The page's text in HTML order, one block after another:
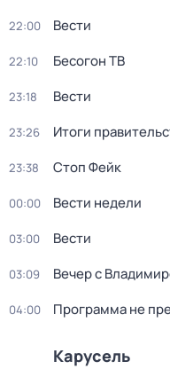
22:00 Вести
22:10 Бесогон ТВ
23:18 Вести
23:26 Итоги
23:38 Стоп Фейк
00:00 Вести недели
03:00 Вести
03:09 Вечер с
04:00 Программа не
Карусель